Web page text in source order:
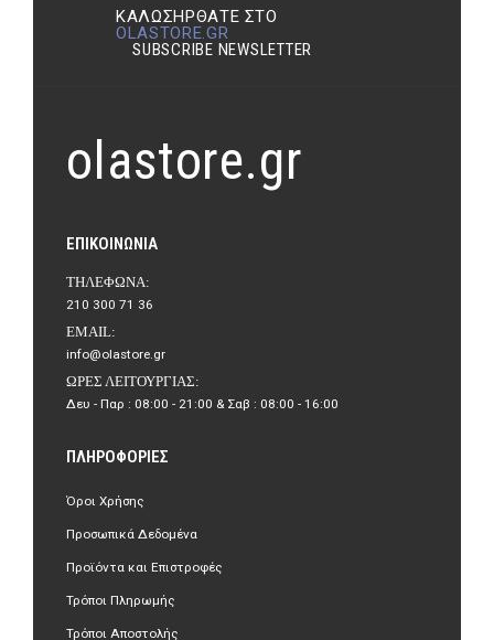
ΚΑΛΩΣΉΡΘΑΤΕ ΣΤΟ
OLASTORE.GR
SUBSCRIBE NEWSLETTER
olastore.gr
ΕΠΙΚΟΙΝΩΝΊΑ
ΤΗΛΈΦΩΝΑ:
210 300 71 36
EMAIL:
info@olastore.gr
ΏΡΕΣ ΛΕΙΤΟΥΡΓΊΑΣ:
Δευ - Παρ : 08:00 - 21:00 & Σαβ : 08:00 - 16:00
ΠΛΗΡΟΦΟΡΊΕΣ
Όροι Χρήσης
Προσωπικά Δεδομένα
Προϊόντα και Επιστροφές
Τρόποι Πληρωμής
Τρόποι Αποστολής